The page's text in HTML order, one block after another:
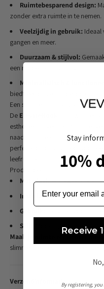
Ruimtebesparend design:
zonder extra ruimte in te nemen.
Veelzijdig in gebruik: Ideaal
gangen en meer.
Duurzaam & stijlvol:
een moderne uitstraling.
Minimalistisch & functioneel:
biedt een opgeruimde look.
Een slimme oplossing voor een
De ElevateHook
esthetiek als gemak. Door het
naadloos in elk modern of
perfecte oplossing biedt voor
leefruimte.
Productdetails:
Materiaal:Hoogwaardig
Installatie:Over-de-deur,
Gebruik:
Stijl:
Modern, minimalistisch
Maak je ruimte efficiënter met
slimme toevoeging voor een
Verzendinformatie
Stay
10%
Receive
By registering,